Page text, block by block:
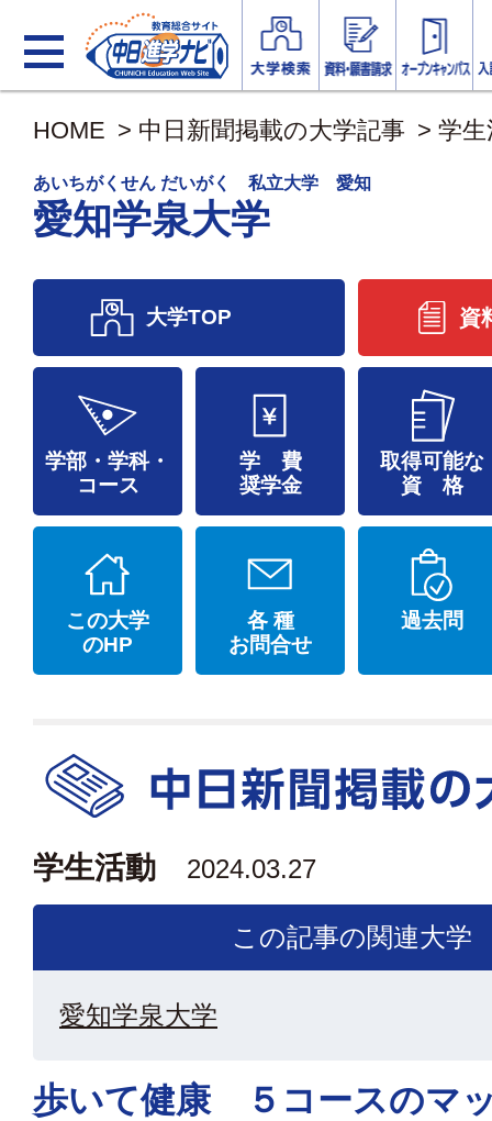
HOME > 中日新聞掲載の大学記事 > 学
あいちがくせん だいがく 私立大学 愛知
愛知学泉大学
資
大学TOP
学部・学科・
コース
学 費
奨学金
取得可能な
資 格
この大学
のHP
各 種
お問合せ
過去問
学生活動 2024.03.27
この記事の関連大学
愛知学泉大学
歩いて健康 ５コースのマ